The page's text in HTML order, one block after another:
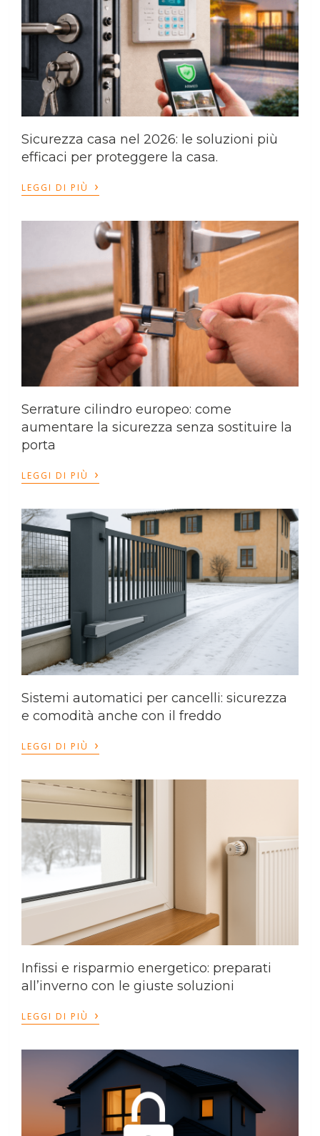
Sicurezza casa nel 2026: le soluzioni più
efficaci per proteggere la casa.
LEGGI DI PIÙ ›
Serrature cilindro europeo: come
aumentare la sicurezza senza sostituire la
porta
LEGGI DI PIÙ ›
Sistemi automatici per cancelli: sicurezza
e comodità anche con il freddo
LEGGI DI PIÙ ›
Infissi e risparmio energetico: preparati
all’inverno con le giuste soluzioni
LEGGI DI PIÙ ›